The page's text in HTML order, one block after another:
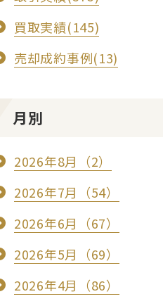
買取実績(145)
売却成約事例(13)
月別
2026年8月（2）
2026年7月（54）
2026年6月（67）
2026年5月（69）
2026年4月（86）